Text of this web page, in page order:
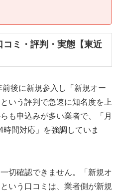
コミ・評判・実態【東近
後に新規参入し「新規オー
いう評判で急速に知名度を上
も申込みが多い業者で、「月
間対応」を強調していま
切確認できません。「新規オ
いう口コミは、業者側が新規